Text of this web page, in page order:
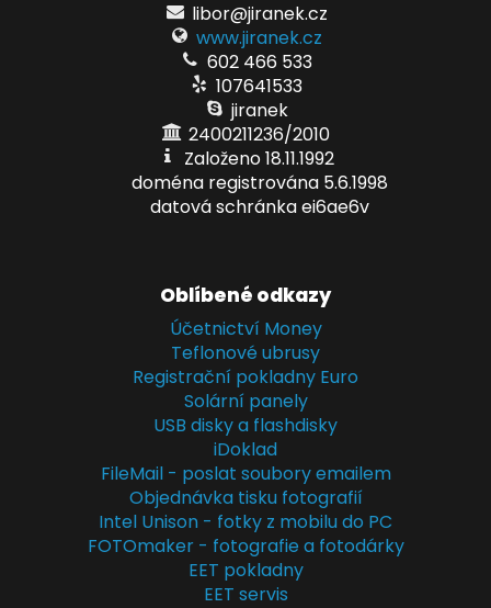
libor@jiranek.cz
www.jiranek.cz
602 466 533
107641533
jiranek
2400211236/2010
Založeno 18.11.1992
doména registrována 5.6.1998
datová schránka ei6ae6v
Oblíbené odkazy
Účetnictví Money
Teflonové ubrusy
Registrační pokladny Euro
Solární panely
USB disky a flashdisky
iDoklad
FileMail - poslat soubory emailem
Objednávka tisku fotografií
Intel Unison - fotky z mobilu do PC
FOTOmaker - fotografie a fotodárky
EET pokladny
EET servis